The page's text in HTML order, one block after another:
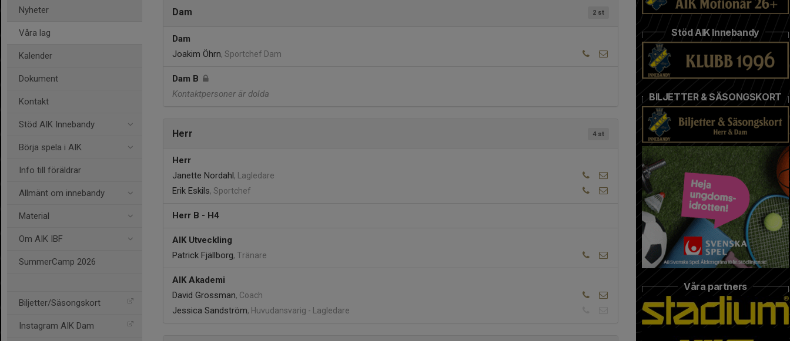
Nyheter
Våra lag
Kalender
Dokument
Kontakt
Stöd AIK Innebandy
Börja spela i AIK
Info till föräldrar
Allmänt om innebandy
Material
Om AIK IBF
SummerCamp 2026
Biljetter/Säsongskort
Instagram AIK Dam
2 st
Dam
Dam
Joakim Öhrn, Sportchef Dam
Dam B
Kontaktpersoner är dolda
4 st
Herr
Herr
Janette Nordahl, Lagledare
Erik Eskils, Sportchef
Herr B - H4
AIK Utveckling
Patrick Fjällborg, Tränare
AIK Akademi
David Grossman, Coach
Jessica Sandström, Huvudansvarig - Lagledare
Stöd AIK Innebandy
BILJETTER & SÄSONGSKORT
Våra partners